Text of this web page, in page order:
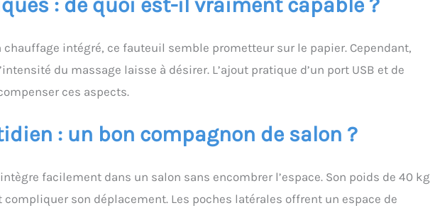
: de quoi est-il vraiment capable ?
chauffage intégré, ce fauteuil semble prometteur sur le papier. Cependant,
du massage laisse à désirer. L’ajout pratique d’un port USB et de
ces aspects.
: un bon compagnon de salon ?
facilement dans un salon sans encombrer l’espace. Son poids de 40 kg
son déplacement. Les poches latérales offrent un espace de